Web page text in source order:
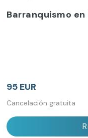
Barranquismo
95 EUR
Cancelación gratuita